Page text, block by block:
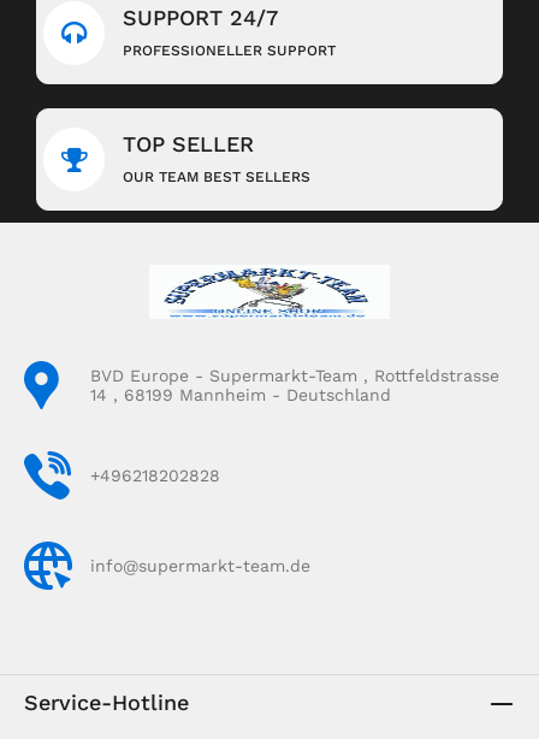
SUPPORT 24/7
PROFESSIONELLER SUPPORT
TOP SELLER
OUR TEAM BEST SELLERS
BVD Europe - Supermarkt-Team , Rottfeldstrasse
14 , 68199 Mannheim - Deutschland
+496218202828
info@supermarkt-team.de
Service-Hotline